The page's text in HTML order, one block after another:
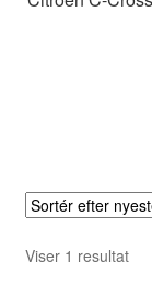
Viser 1 resultat